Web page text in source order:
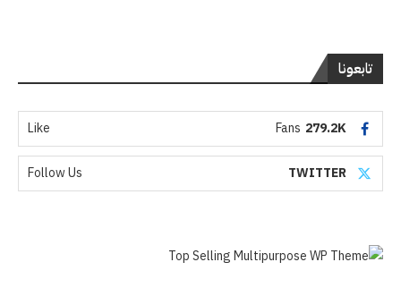
تابعونا
279.2K
Fans
Like
TWITTER
Follow Us